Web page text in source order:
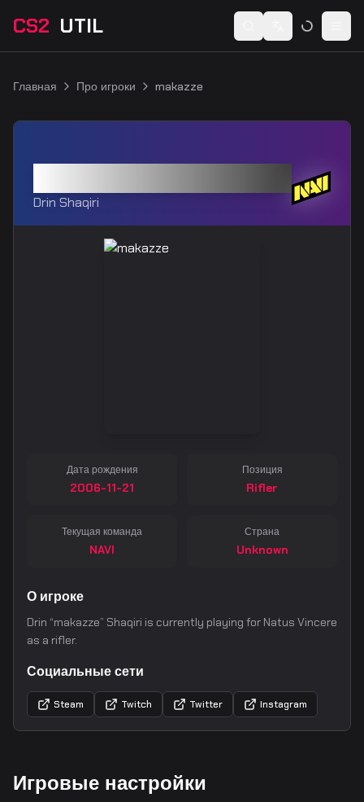
CS2 UTIL Switch language
Главная Про игроки makazze
Drin Shaqiri
Дата рождения
2006-11-21
Позиция
Rifler
Текущая команда
NAVI
Страна
Unknown
О игроке
Drin “makazze” Shaqiri is currently playing for Natus Vincere
as a rifler.
Социальные сети
Steam Twitch Twitter Instagram
Игровые настройки